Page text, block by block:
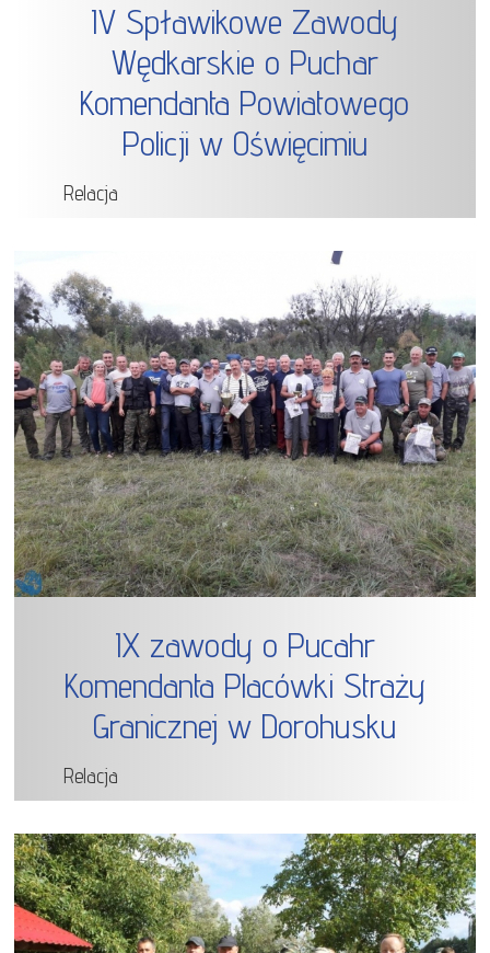
IV Spławikowe Zawody
Wędkarskie o Puchar
Komendanta Powiatowego
Policji w Oświęcimiu
Relacja
IX zawody o Pucahr
Komendanta Placówki Straży
Granicznej w Dorohusku
Relacja